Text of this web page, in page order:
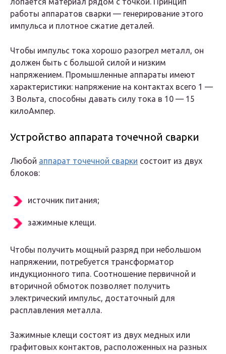
работы аппаратов сварки — генерирование этого
импульса и плотное сжатие деталей.
Чтобы импульс тока хорошо разогрел металл, он
должен быть с большой силой и низким
напряжением. Промышленные аппараты имеют
характеристики: напряжение на контактах всего 1 —
3 Вольта, способны давать силу тока в 10 — 15
килоАмпер.
Устройство аппарата точечной сварки
Любой аппарат точечной сварки состоит из двух
блоков:
источник питания;
зажимные клещи.
Чтобы получить мощный разряд при небольшом
напряжении, потребуется трансформатор
индукционного типа. Соотношение первичной и
вторичной обмоток позволяет получить
электрический импульс, достаточный для
расплавления металла.
Зажимные клещи состоят из двух медных или
графитовых контактов, расположенных на разных